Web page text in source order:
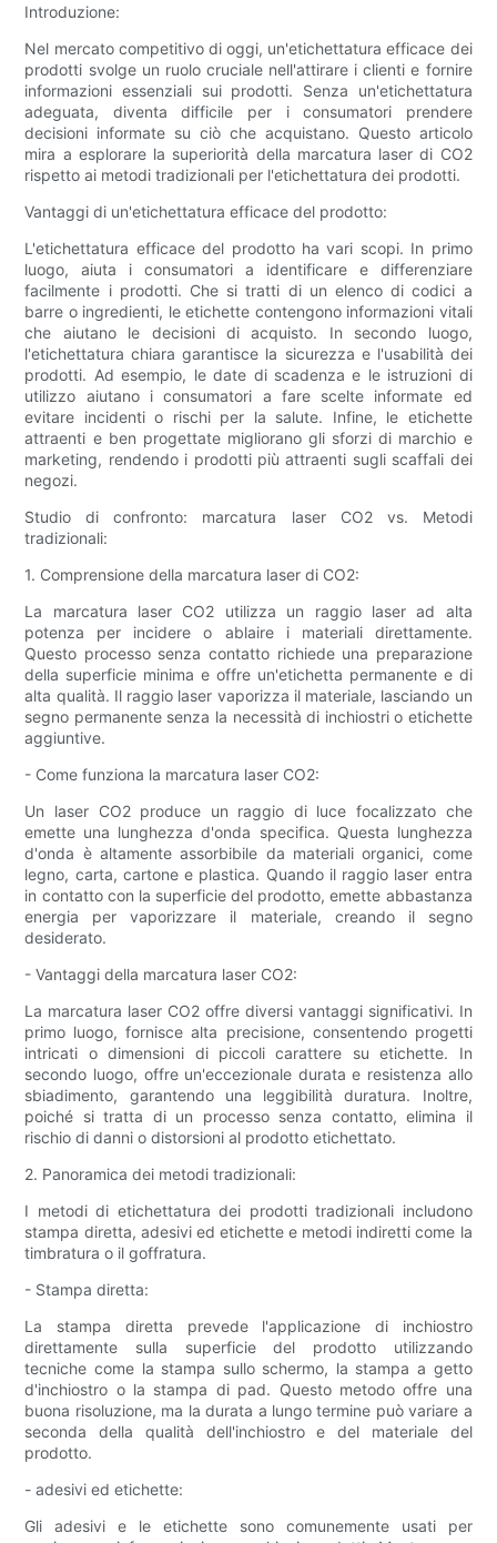
Introduzione:
Nel mercato competitivo di oggi, un'etichettatura efficace dei
prodotti svolge un ruolo cruciale nell'attirare i clienti e fornire
informazioni essenziali sui prodotti. Senza un'etichettatura
adeguata, diventa difficile per i consumatori prendere
decisioni informate su ciò che acquistano. Questo articolo
mira a esplorare la superiorità della marcatura laser di CO2
rispetto ai metodi tradizionali per l'etichettatura dei prodotti.
Vantaggi di un'etichettatura efficace del prodotto:
L'etichettatura efficace del prodotto ha vari scopi. In primo
luogo, aiuta i consumatori a identificare e differenziare
facilmente i prodotti. Che si tratti di un elenco di codici a
barre o ingredienti, le etichette contengono informazioni vitali
che aiutano le decisioni di acquisto. In secondo luogo,
l'etichettatura chiara garantisce la sicurezza e l'usabilità dei
prodotti. Ad esempio, le date di scadenza e le istruzioni di
utilizzo aiutano i consumatori a fare scelte informate ed
evitare incidenti o rischi per la salute. Infine, le etichette
attraenti e ben progettate migliorano gli sforzi di marchio e
marketing, rendendo i prodotti più attraenti sugli scaffali dei
negozi.
Studio di confronto: marcatura laser CO2 vs. Metodi
tradizionali:
1. Comprensione della marcatura laser di CO2:
La marcatura laser CO2 utilizza un raggio laser ad alta
potenza per incidere o ablaire i materiali direttamente.
Questo processo senza contatto richiede una preparazione
della superficie minima e offre un'etichetta permanente e di
alta qualità. Il raggio laser vaporizza il materiale, lasciando un
segno permanente senza la necessità di inchiostri o etichette
aggiuntive.
- Come funziona la marcatura laser CO2:
Un laser CO2 produce un raggio di luce focalizzato che
emette una lunghezza d'onda specifica. Questa lunghezza
d'onda è altamente assorbibile da materiali organici, come
legno, carta, cartone e plastica. Quando il raggio laser entra
in contatto con la superficie del prodotto, emette abbastanza
energia per vaporizzare il materiale, creando il segno
desiderato.
- Vantaggi della marcatura laser CO2:
La marcatura laser CO2 offre diversi vantaggi significativi. In
primo luogo, fornisce alta precisione, consentendo progetti
intricati o dimensioni di piccoli carattere su etichette. In
secondo luogo, offre un'eccezionale durata e resistenza allo
sbiadimento, garantendo una leggibilità duratura. Inoltre,
poiché si tratta di un processo senza contatto, elimina il
rischio di danni o distorsioni al prodotto etichettato.
2. Panoramica dei metodi tradizionali:
I metodi di etichettatura dei prodotti tradizionali includono
stampa diretta, adesivi ed etichette e metodi indiretti come la
timbratura o il goffratura.
- Stampa diretta:
La stampa diretta prevede l'applicazione di inchiostro
direttamente sulla superficie del prodotto utilizzando
tecniche come la stampa sullo schermo, la stampa a getto
d'inchiostro o la stampa di pad. Questo metodo offre una
buona risoluzione, ma la durata a lungo termine può variare a
seconda della qualità dell'inchiostro e del materiale del
prodotto.
- adesivi ed etichette:
Gli adesivi e le etichette sono comunemente usati per